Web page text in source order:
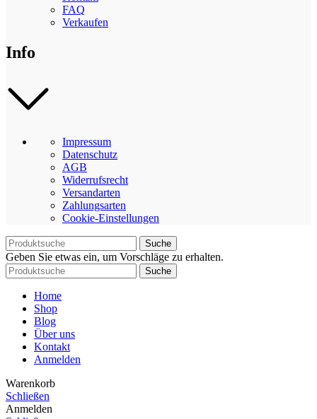
FAQ
Verkaufen
Info
Impressum
Datenschutz
AGB
Widerrufsrecht
Versandarten
Zahlungsarten
Cookie-Einstellungen
Suche
Geben Sie etwas ein, um Vorschläge zu erhalten.
Suche
Home
Shop
Blog
Über uns
Kontakt
Anmelden
Warenkorb
Schließen
Anmelden